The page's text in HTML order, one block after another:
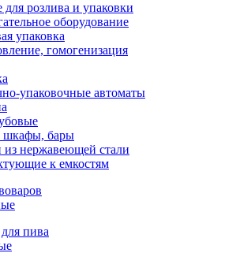
розлива и упаковки
оборудование
упаковка
гомогенизация
упаковочные автоматы
бары
из нержавеющей стали
к емкостям
пива